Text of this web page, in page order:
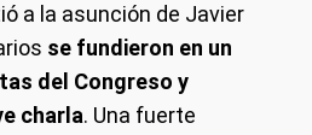
a la asunción de Javier
se fundieron en un
del Congreso y
charla. Una fuerte